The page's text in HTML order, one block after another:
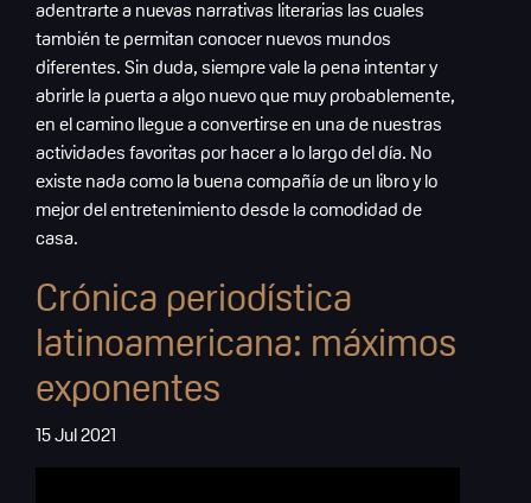
adentrarte a nuevas narrativas literarias las cuales
también te permitan conocer nuevos mundos
diferentes. Sin duda, siempre vale la pena intentar y
abrirle la puerta a algo nuevo que muy probablemente,
en el camino llegue a convertirse en una de nuestras
actividades favoritas por hacer a lo largo del día. No
existe nada como la buena compañía de un libro y lo
mejor del entretenimiento desde la comodidad de
casa.
Crónica periodística
latinoamericana: máximos
exponentes
15 Jul 2021